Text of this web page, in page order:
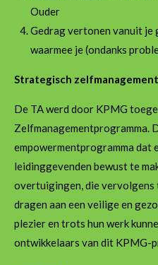
Ouder
Gedrag vertonen vanuit je
waarmee je (ondanks
Strategisch zelfmanagement
De TA werd door KPMG
Zelfmanagementprogramma.
empowermentprogramma dat
leidinggevenden bewust te
overtuigingen, die vervolgens
dragen aan een veilige en
plezier en trots hun werk
ontwikkelaars van dit KPMG-